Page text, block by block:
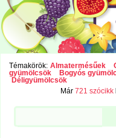
Témakörök: Almatermésűek
gyümölcsök
Bogyós
Déligyümölcsök
Már721 szócikk